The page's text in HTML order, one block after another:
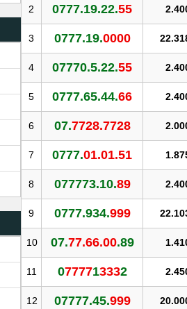
2 0777.19.22.55
3 0777.19.0000
4 07770.5.22.55
5 0777.65.44.66
6 07.7728.7728
7 0777.01.01.51
8 077773.10.89
9 0777.934.999
10 07.77.66.00.89
11 0777713332
12 07777.45.999